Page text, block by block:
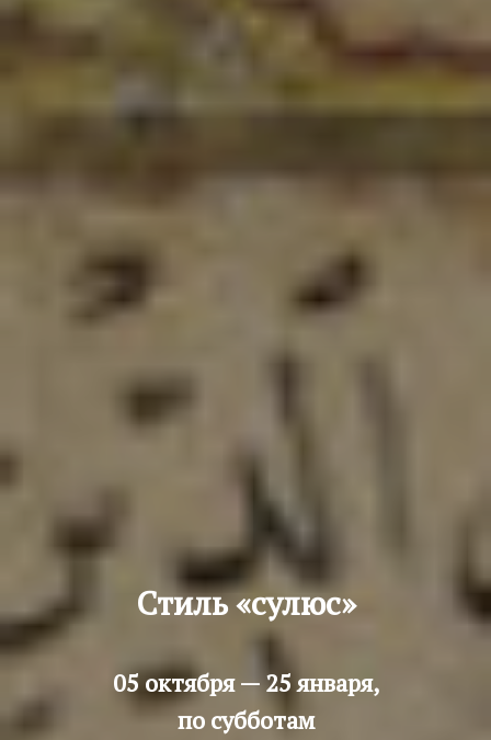
Стиль «сулюс»
05 октября — 25 января,
по субботам